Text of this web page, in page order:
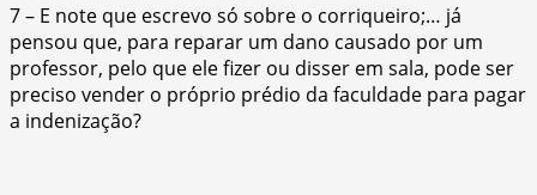
7 – E note que escrevo só sobre o corriqueiro;… já
pensou que, para reparar um dano causado por um
professor, pelo que ele fizer ou disser em sala, pode ser
preciso vender o próprio prédio da faculdade para pagar
a indenização?